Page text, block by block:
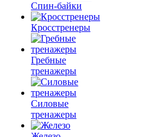
Спин-байки
Кросстренеры
Гребные
тренажеры
Силовые
тренажеры